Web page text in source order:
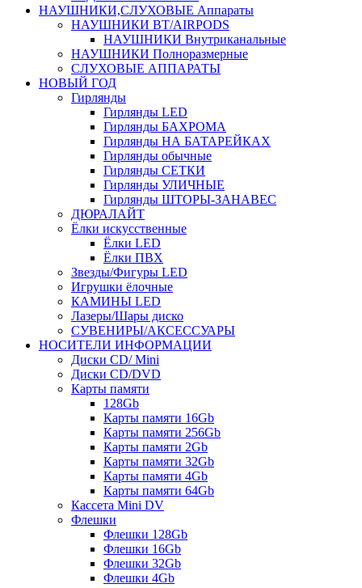
НАУШНИКИ,СЛУХОВЫЕ Аппараты
НАУШНИКИ BT/AIRPODS
НАУШНИКИ Внутриканальные
НАУШНИКИ Полноразмерные
СЛУХОВЫЕ АППАРАТЫ
НОВЫЙ ГОД
Гирлянды
Гирлянды LED
Гирлянды БАХРОМА
Гирлянды НА БАТАРЕЙКАХ
Гирлянды обычные
Гирлянды СЕТКИ
Гирлянды УЛИЧНЫЕ
Гирлянды ШТОРЫ-ЗАНАВЕС
ДЮРАЛАЙТ
Ёлки искусственные
Ёлки LED
Ёлки ПВХ
Звезды/Фигуры LED
Игрушки ёлочные
КАМИНЫ LED
Лазеры/Шары диско
СУВЕНИРЫ/АКСЕССУАРЫ
НОСИТЕЛИ ИНФОРМАЦИИ
Диски CD/ Mini
Диски CD/DVD
Карты памяти
128Gb
Карты памяти 16Gb
Карты памяти 256Gb
Карты памяти 2Gb
Карты памяти 32Gb
Карты памяти 4Gb
Карты памяти 64Gb
Кассета Mini DV
Флешки
Флешки 128Gb
Флешки 16Gb
Флешки 32Gb
Флешки 4Gb